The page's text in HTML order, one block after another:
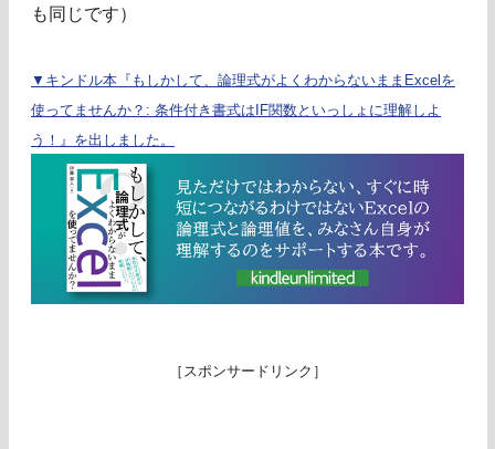
も同じです）
▼キンドル本『もしかして、論理式がよくわからないままExcelを
使ってませんか？: 条件付き書式はIF関数といっしょに理解しよ
う！』を出しました。
［スポンサードリンク］